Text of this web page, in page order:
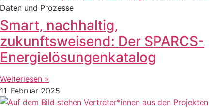
Daten und Prozesse
Smart, nachhaltig,
zukunftsweisend: Der SPARCS-
Energielösungenkatalog
Weiterlesen »
11. Februar 2025